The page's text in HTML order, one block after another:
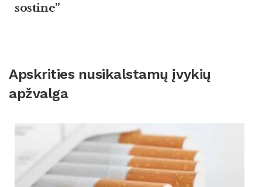
sostine”
Apskrities nusikalstamų įvykių
apžvalga